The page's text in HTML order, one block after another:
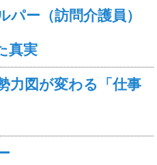
ー（訪問介護員）
真実
力図が変わる「仕事